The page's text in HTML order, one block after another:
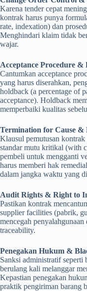
Karena tender cepat
kontrak harus punya
rate, indexation) dan
Menghindari klaim tidak
wajar.
Acceptance Procedure &
Cantumkan acceptance
yang harus diserahkan,
holdback (a percentage of
acceptance). Holdback
memperbaiki kualitas
Termination for Cause &
Klausul pemutusan
standar mutu kritikal (with
pembeli untuk mengganti
harus memberi hak
dalam jangka waktu yang
Audit Rights & Right to
Pastikan kontrak
supplier facilities (pabrik,
mencegah
traceability.
Penegakan Hukum &
Sanksi administratif
berulang kali melanggar
Kepastian penegakan
praktik pengiriman barang